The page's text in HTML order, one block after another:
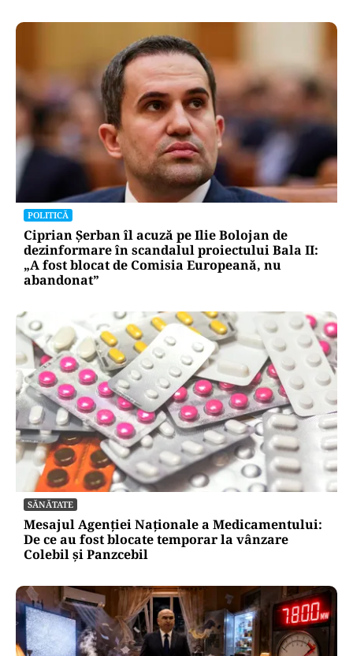
POLITICĂ
Ciprian Șerban îl acuză pe Ilie Bolojan de
dezinformare în scandalul proiectului Bala II:
„A fost blocat de Comisia Europeană, nu
abandonat”
SĂNĂTATE
Mesajul Agenției Naționale a Medicamentului:
De ce au fost blocate temporar la vânzare
Colebil și Panzcebil